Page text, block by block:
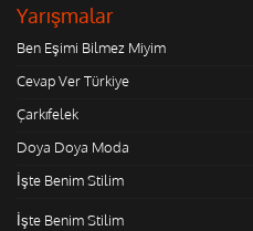
Yarışmalar
Ben Eşimi Bilmez Miyim
Cevap Ver Türkiye
Çarkıfelek
Doya Doya Moda
İşte Benim Stilim
İşte Benim Stilim